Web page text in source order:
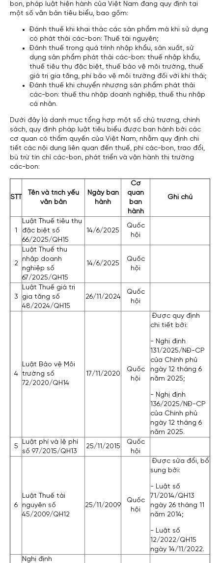
bon, pháp luật hiện hành của Việt Nam đang quy định tại
một số văn bản tiêu biểu, bao gồm:
Đánh thuế khi khai thác các sản phẩm mà khi sử dụng
có phát thải các-bon: Thuế tài nguyên;
Đánh thuế trong quá trình nhập khẩu, sản xuất, sử
dụng sản phẩm phát thải các-bon: thuế nhập khẩu,
thuế tiêu thụ đặc biệt, thuế bảo vệ môi trường, thuế
giá trị gia tăng, phí bảo vệ môi trường đối với khí thải;
Đánh thuế khi chuyển nhượng sản phẩm phát thải
các-bon: thuế thu nhập doanh nghiệp, thuế thu nhập
cá nhân.
Dưới đây là danh mục tổng hợp một số chủ trương, chính
sách, quy định pháp luật tiêu biểu được ban hành bởi các
cơ quan có thẩm quyền của Việt Nam, nhằm quy định chi
tiết các nội dung liên quan đến thuế, phí các-bon, trao đổi,
bù trừ tín chỉ các-bon, phát triển và vận hành thị trường
các-bon:
STT
Tên và trích yếu
văn bản
Ngày ban
hành
Cơ
quan
ban
hành
Ghi chú
1
Luật Thuế tiêu thụ
đặc biệt số
66/2025/QH15
14/6/2025
Quốc
hội
2
Luật Thuế thu
nhập doanh
nghiệp số
67/2025/QH15
14/6/2025
Quốc
hội
3
Luật Thuế giá trị
gia tăng số
48/2024/QH15
26/11/2024
Quốc
hội
4
Luật Bảo vệ Môi
trường số
72/2020/QH14
17/11/2020
Quốc
hội
Được quy định
chi tiết bởi:
- Nghị định
131/2025/NĐ-CP
của Chính phủ
ngày 12 tháng 6
năm 2025;
- Nghị định
136/2025/NĐ-CP
của Chính phủ
ngày 12 tháng 6
năm 2025.
5
Luật phí và lệ phí
số 97/2015/QH13
25/11/2015
Quốc
hội
6
Luật Thuế tài
nguyên số
45/2009/QH12
25/11/2009
Quốc
hội
Được sửa đổi, bổ
sung bởi:
- Luật số
71/2014/QH13
ngày 26 tháng 11
năm 2014;
- Luật số
12/2022/QH15
ngày 14/11/2022.
Nghị định